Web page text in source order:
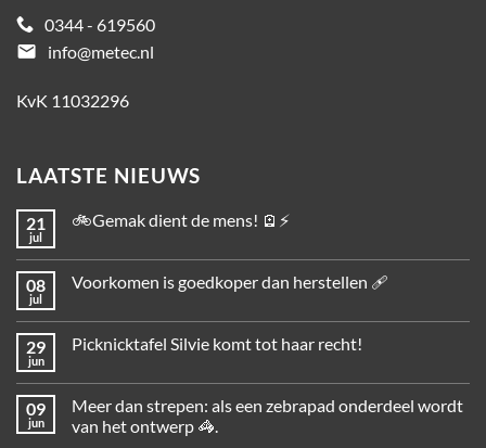
0344 - 619560
email
info@metec.nl
KvK 11032296
LAATSTE NIEUWS
21
jul
🚲Gemak dient de mens! 🪫⚡
08
jul
Voorkomen is goedkoper dan herstellen 🩹
29
jun
Picknicktafel Silvie komt tot haar recht!
09
jun
Meer dan strepen: als een zebrapad onderdeel wordt
van het ontwerp 🦓.